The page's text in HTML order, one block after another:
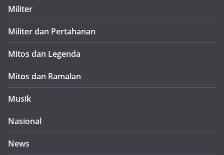
Militer
Militer dan Pertahanan
Mitos dan Legenda
Mitos dan Ramalan
Musik
Nasional
News